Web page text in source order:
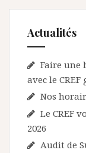
Actualités
Faire une
avec le CREF
Nos
Le CREF
2026
Audit de